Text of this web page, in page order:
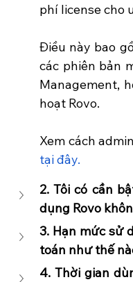
phí license cho
Điều này bao
các phiên bản
Management,
hoạt Rovo.
Xem cách
tại đây.
2. Tôi có cần
dụng Rovo
3. Hạn mức sử
toán như thế
4. Thời gian